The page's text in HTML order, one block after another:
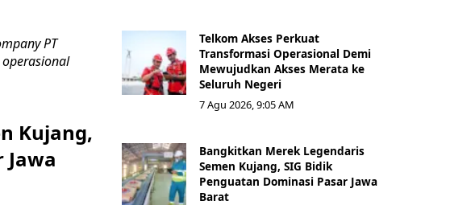
PT
operasional
Kujang,
Jawa
Telkom Akses Perkuat
Transformasi Operasional Demi
Mewujudkan Akses Merata ke
Seluruh Negeri
7 Agu 2026, 9:05 AM
Bangkitkan Merek Legendaris
Semen Kujang, SIG Bidik
Penguatan Dominasi Pasar Jawa
Barat